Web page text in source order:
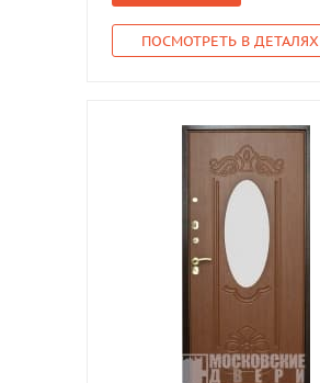
ПОСМОТРЕТЬ В ДЕТАЛЯХ